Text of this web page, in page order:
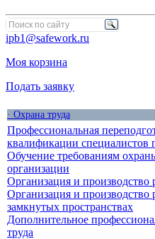
ipb1@safework.ru
Моя корзина
Подать заявку
· Охрана труда
Профессиональная
квалификации специалистов
Обучение требованиям
организации
Организация и производство
Организация и производство
замкнутых пространствах
Дополнительное
труда